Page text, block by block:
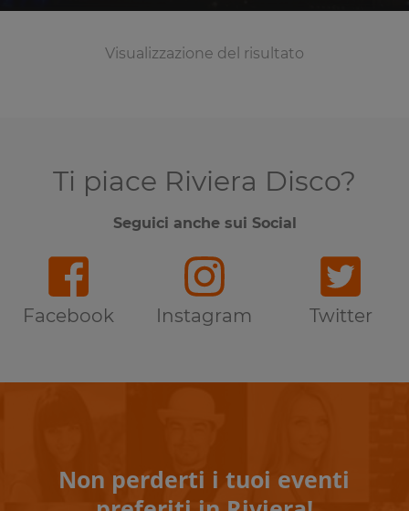
Visualizzazione del risultato
Ti piace Riviera Disco?
Seguici anche sui Social
Facebook Instagram Twitter
Non perderti i tuoi eventi